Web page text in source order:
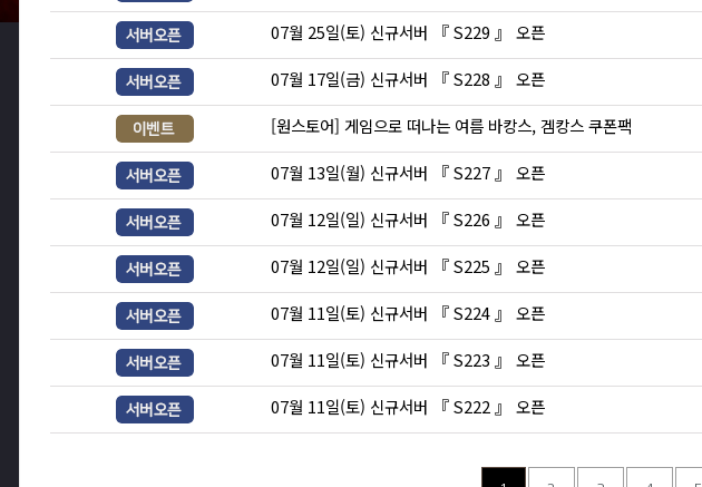
07월 25일(토) 신규서버 『 S229 』 오픈
07월 17일(금) 신규서버 『 S228 』 오픈
[원스토어] 게임으로 떠나는 여름 바캉스, 겜캉스 쿠폰팩
07월 13일(월) 신규서버 『 S227 』 오픈
07월 12일(일) 신규서버 『 S226 』 오픈
07월 12일(일) 신규서버 『 S225 』 오픈
07월 11일(토) 신규서버 『 S224 』 오픈
07월 11일(토) 신규서버 『 S223 』 오픈
07월 11일(토) 신규서버 『 S222 』 오픈